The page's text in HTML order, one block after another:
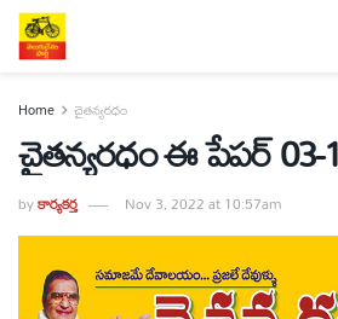
Home చైతన్యరధం
చైతన్యరధం ఈ పేపర్ 03-
byకార్యకర్త Nov 3, 2022 at 10:57am